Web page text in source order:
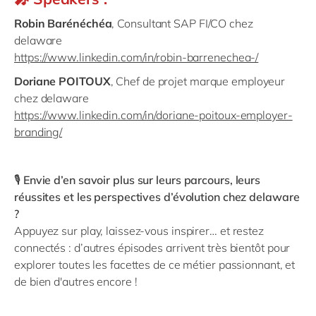
Avant de rejoindre delaware, où en étais‑tu dans ton
parcours professionnel ou académique ?
J’étais en fin d’études. Je terminais mon école en Suisse
et, en parallèle de mon travail de master et de la fin de
mes études, je travaillais en tant que PMO dans une
société de conseil.
peu plus de deux ans. Est‑ce que tu te souviens dans
quel état d’esprit tu étais juste avant le bootcamp ?
J’étais sans doute un peu nerveux parce que c’était une
nouvelle expérience professionnelle, surtout dans une
société beaucoup plus grande que celle que j’avais
connue en Suisse, qui était une petite société de
Robin Barénéchéa, Consultant SAP FI/CO chez
delaware
https://www.linkedin.com/in/robin-barrenechea-/
Doriane POITOUX, Chef de projet marque employeur
chez delaware
https://www.linkedin.com/in/doriane-poitoux-employer-
branding/
🎙️ Envie d’en savoir plus sur leurs parcours, leurs
réussites et les perspectives d’évolution chez delaware
?
Appuyez sur play, laissez-vous inspirer… et restez
connectés : d’autres épisodes arrivent très bientôt pour
explorer toutes les facettes de ce métier passionnant, et
de bien d'autres encore !